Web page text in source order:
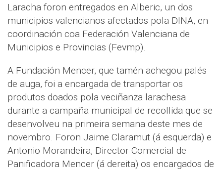
Laracha foron entregados en Alberic, un dos
municipios valencianos afectados pola DINA, en
coordinación coa Federación Valenciana de
Municipios e Provincias (Fevmp).
A Fundación Mencer, que tamén achegou palés
de auga, foi a encargada de transportar os
produtos doados pola veciñanza larachesa
durante a campaña municipal de recollida que se
desenvolveu na primeira semana deste mes de
novembro. Foron Jaime Claramut (á esquerda) e
Antonio Morandeira, Director Comercial de
Panificadora Mencer (á dereita) os encargados de